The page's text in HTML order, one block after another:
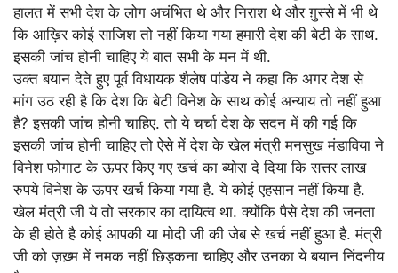
हालत में सभी देश के लोग अचंभित थे और निराश थे और ग़ुस्से में भी थे
कि आख़िर कोई साजिश तो नहीं किया गया हमारी देश की बेटी के साथ.
इसकी जांच होनी चाहिए ये बात सभी के मन में थी.
उक्त बयान देते हुए पूर्व विधायक शैलेष पांडेय ने कहा कि अगर देश से
मांग उठ रही है कि देश कि बेटी विनेश के साथ कोई अन्याय तो नहीं हुआ
है? इसकी जांच होनी चाहिए. तो ये चर्चा देश के सदन में की गई कि
इसकी जांच होनी चाहिए तो ऐसे में देश के खेल मंत्री मनसुख मंडाविया ने
विनेश फोगाट के ऊपर किए गए खर्च का ब्योरा दे दिया कि सत्तर लाख
रुपये विनेश के ऊपर खर्च किया गया है. ये कोई एहसान नहीं किया है.
खेल मंत्री जी ये तो सरकार का दायित्व था. क्योंकि पैसे देश की जनता
के ही होते है कोई आपकी या मोदी जी की जेब से खर्च नहीं हुआ है. मंत्री
जी को ज़ख़्म में नमक नहीं छिड़कना चाहिए और उनका ये बयान निंदनीय